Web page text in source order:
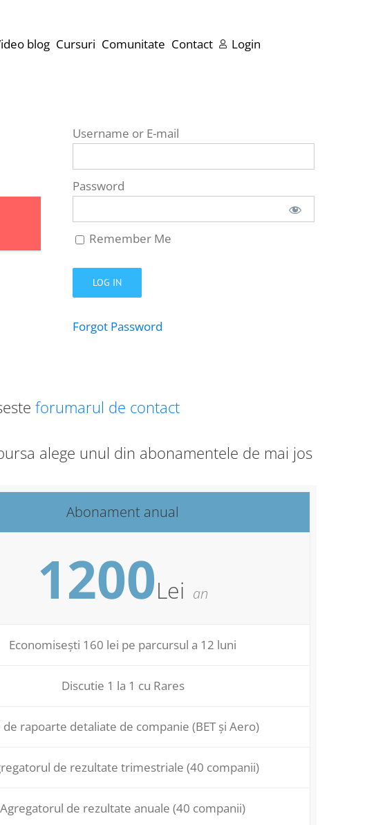
blog Cursuri Comunitate Contact Login
Username or E-mail
Password
Remember Me
Forgot Password
forumarul de contact
alege unul din abonamentele de mai jos
Abonament anual
1200Lei an
Economisești 160 lei pe parcursul a 12 luni
Discutie 1 la 1 cu Rares
de rapoarte detaliate de companie (BET și Aero)
de rezultate trimestriale (40 companii)
Agregatorul de rezultate anuale (40 companii)